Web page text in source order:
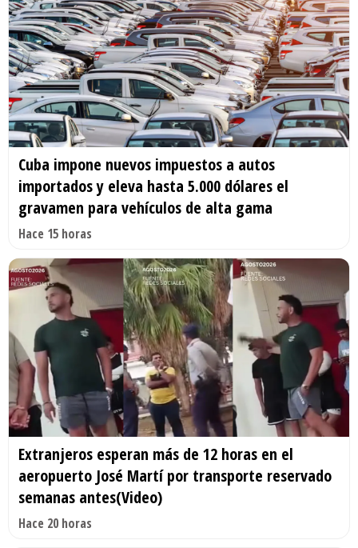
Cuba impone nuevos impuestos a autos
importados y eleva hasta 5.000 dólares el
gravamen para vehículos de alta gama
Hace 15 horas
Extranjeros esperan más de 12 horas en el
aeropuerto José Martí por transporte reservado
semanas antes(Video)
Hace 20 horas